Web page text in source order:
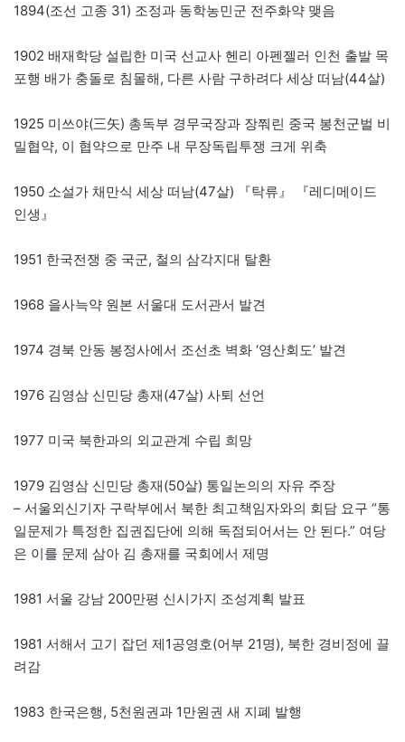
1894(조선 고종 31) 조정과 동학농민군 전주화약 맺음
1902 배재학당 설립한 미국 선교사 헨리 아펜젤러 인천 출발 목
포행 배가 충돌로 침몰해, 다른 사람 구하려다 세상 떠남(44살)
1925 미쓰야(三矢) 총독부 경무국장과 장쭤린 중국 봉천군벌 비
밀협약, 이 협약으로 만주 내 무장독립투쟁 크게 위축
1950 소설가 채만식 세상 떠남(47살) 『탁류』 『레디메이드
인생』
1951 한국전쟁 중 국군, 철의 삼각지대 탈환
1968 을사늑약 원본 서울대 도서관서 발견
1974 경북 안동 봉정사에서 조선초 벽화 ‘영산회도’ 발견
1976 김영삼 신민당 총재(47살) 사퇴 선언
1977 미국 북한과의 외교관계 수립 희망
1979 김영삼 신민당 총재(50살) 통일논의의 자유 주장
– 서울외신기자 구락부에서 북한 최고책임자와의 회담 요구 “통
일문제가 특정한 집권집단에 의해 독점되어서는 안 된다.” 여당
은 이를 문제 삼아 김 총재를 국회에서 제명
1981 서울 강남 200만평 신시가지 조성계획 발표
1981 서해서 고기 잡던 제1공영호(어부 21명), 북한 경비정에 끌
려감
1983 한국은행, 5천원권과 1만원권 새 지폐 발행